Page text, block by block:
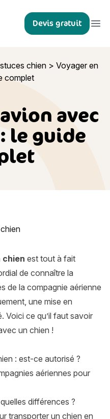
Devis gratuit
chien > Voyager en
complet
avec
le guide
: le guide complet
chien est tout à fait
de connaître la
de la compagnie aérienne
une mise en
Voici ce qu’il faut savoir
un chien !
: est-ce autorisé ?
aériennes pour
différences ?
transporter un chien en